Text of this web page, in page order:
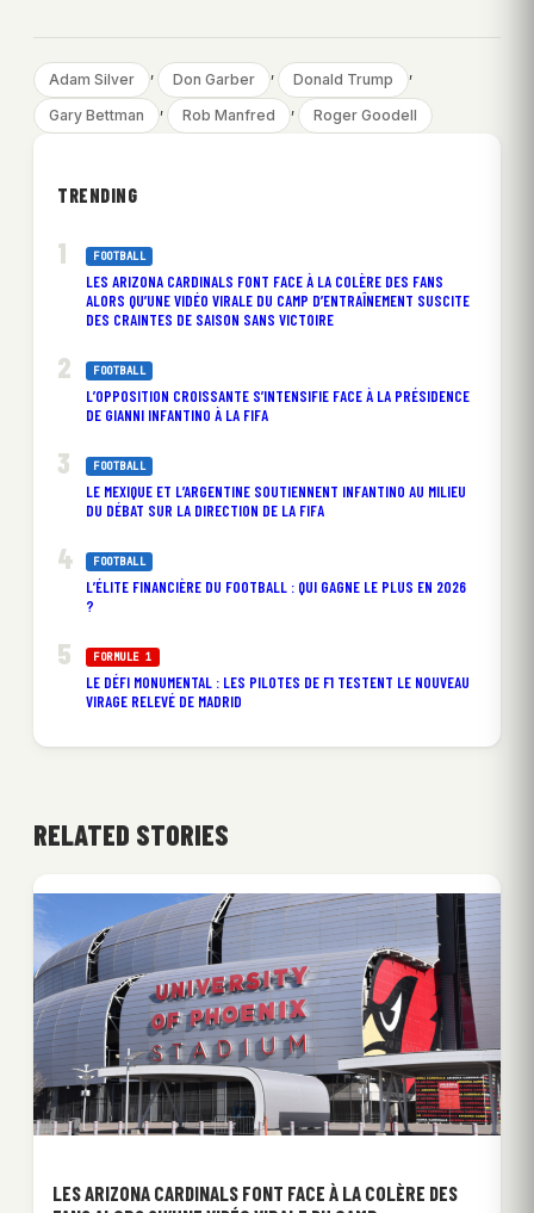
Adam Silver , Don Garber , Donald Trump ,
Gary Bettman , Rob Manfred , Roger Goodell
TRENDING
FOOTBALL
LES ARIZONA CARDINALS FONT FACE À LA COLÈRE DES FANS
ALORS QU’UNE VIDÉO VIRALE DU CAMP D’ENTRAÎNEMENT SUSCITE
DES CRAINTES DE SAISON SANS VICTOIRE
FOOTBALL
L’OPPOSITION CROISSANTE S’INTENSIFIE FACE À LA PRÉSIDENCE
DE GIANNI INFANTINO À LA FIFA
FOOTBALL
LE MEXIQUE ET L’ARGENTINE SOUTIENNENT INFANTINO AU MILIEU
DU DÉBAT SUR LA DIRECTION DE LA FIFA
FOOTBALL
L’ÉLITE FINANCIÈRE DU FOOTBALL : QUI GAGNE LE PLUS EN 2026
?
FORMULE 1
LE DÉFI MONUMENTAL : LES PILOTES DE F1 TESTENT LE NOUVEAU
VIRAGE RELEVÉ DE MADRID
RELATED STORIES
LES ARIZONA CARDINALS FONT FACE À LA COLÈRE DES